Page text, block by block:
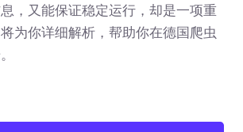
，又能保证稳定运行，却是一项重
为你详细解析，帮助你在德国爬虫